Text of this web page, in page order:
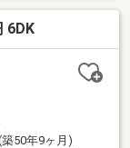
え、フロアタイ
ローゼット交
火災警報器設
点検※本物件は条
はお問合せくだ
6DK
50年9ヶ月)